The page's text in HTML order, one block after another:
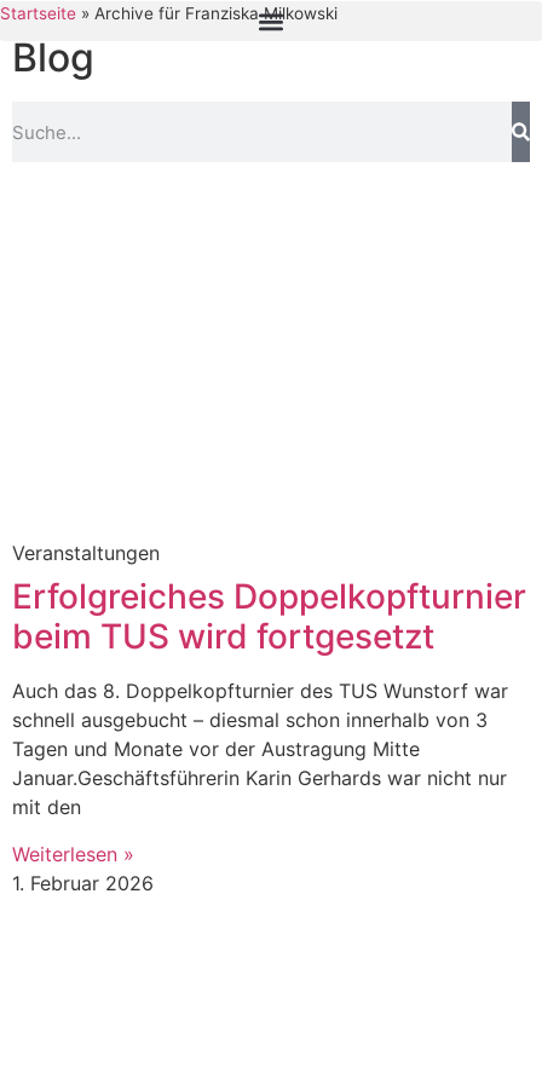
Startseite » Archive für Franziska Milkowski
Blog
Veranstaltungen
Erfolgreiches Doppelkopfturnier
beim TUS wird fortgesetzt
Auch das 8. Doppelkopfturnier des TUS Wunstorf war
schnell ausgebucht – diesmal schon innerhalb von 3
Tagen und Monate vor der Austragung Mitte
Januar.Geschäftsführerin Karin Gerhards war nicht nur
mit den
Weiterlesen »
1. Februar 2026